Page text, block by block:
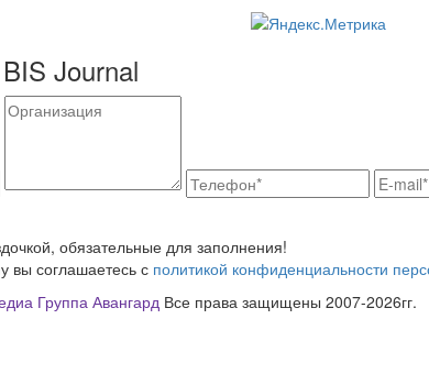
Journal
обязательные для заполнения!
соглашаетесь с политикой конфиденциальности
Группа Авангард Все права защищены 2007-2026гг.